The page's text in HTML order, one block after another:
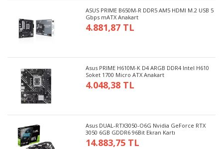
ASUS PRIME B650M-R DDR5 AM5 HDMI M.2 USB 5
Gbps mATX Anakart
4.881,87 TL
Asus PRIME H610M-K D4 ARGB DDR4 Intel H610
Soket 1700 Micro ATX Anakart
4.048,38 TL
Asus DUAL-RTX3050-O6G Nvidia GeForce RTX
3050 6GB GDDR6 96Bit Ekran Kartı
14.883,75 TL